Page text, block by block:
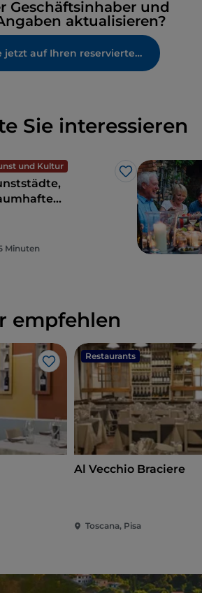
Geschäftsinhaber und
aktualisieren?
Greifen Sie jetzt auf Ihren reservierten Bereich zu
Sie interessieren
und Kultur
Like
ist der Traum
Minuten
empfehlen
Like
Restaurants
Al Vecchio Braciere
Toscana, Pisa